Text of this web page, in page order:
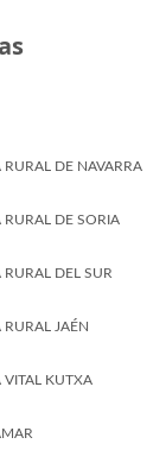
RURAL DE NAVARRA
RURAL DE SORIA
RURAL DEL SUR
RURAL JAÉN
VITAL KUTXA